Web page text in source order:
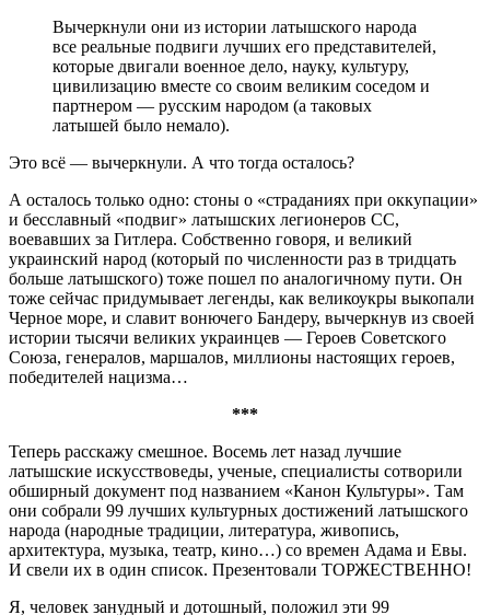
Вычеркнули они из истории латышского народа
все реальные подвиги лучших его представителей,
которые двигали военное дело, науку, культуру,
цивилизацию вместе со своим великим соседом и
партнером — русским народом (а таковых
латышей было немало).
Это всё — вычеркнули. А что тогда осталось?
А осталось только одно: стоны о «страданиях при оккупации»
и бесславный «подвиг» латышских легионеров СС,
воевавших за Гитлера. Собственно говоря, и великий
украинский народ (который по численности раз в тридцать
больше латышского) тоже пошел по аналогичному пути. Он
тоже сейчас придумывает легенды, как великоукры выкопали
Черное море, и славит вонючего Бандеру, вычеркнув из своей
истории тысячи великих украинцев — Героев Советского
Союза, генералов, маршалов, миллионы настоящих героев,
победителей нацизма…
***
Теперь расскажу смешное. Восемь лет назад лучшие
латышские искусствоведы, ученые, специалисты сотворили
обширный документ под названием «Канон Культуры». Там
они собрали 99 лучших культурных достижений латышского
народа (народные традиции, литература, живопись,
архитектура, музыка, театр, кино…) со времен Адама и Евы.
И свели их в один список. Презентовали ТОРЖЕСТВЕННО!
Я, человек занудный и дотошный, положил эти 99